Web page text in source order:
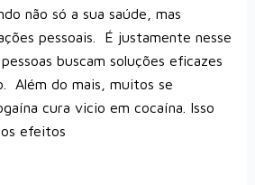
não só a sua saúde, mas
pessoais. É justamente nesse
buscam soluções eficazes
Além do mais, muitos se
cura vicio em cocaína. Isso
efeitos